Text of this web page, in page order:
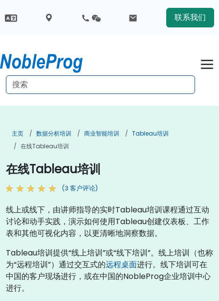
联系我们
主页 数据分析培训 商业智能培训
Tableau培训
在线Tableau培训
在线Tableau培训
(3 客户评论)
线上或线下，由讲师指导的实时Tableau培训课程通过互动
讨论和动手实践，演示如何使用Tableau创建仪表板、工作
表和其他可视化内容，以更清晰地洞察数据。
Tableau培训提供“线上培训”或“线下培训”。线上培训（也称
为“远程培训”）通过交互式的远程桌面进行。线下培训可在
中国的客户现场进行，或在中国的NobleProg企业培训中心
进行。